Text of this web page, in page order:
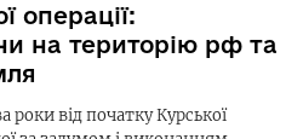
операції:
на територію рф та
роки від початку Курської